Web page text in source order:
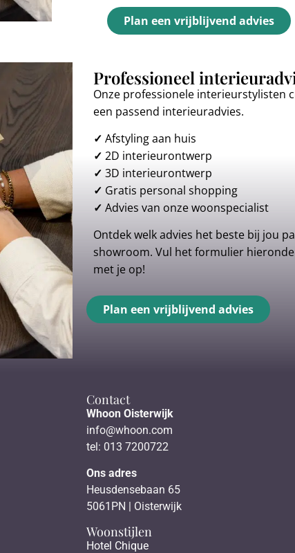
Plan een vrijblijvend advies
Professioneel
Onze professionele interieurstylisten
een passend interieuradvies.
✓ Afstyling aan huis
✓ 2D interieurontwerp
✓ 3D interieurontwerp
✓ Gratis personal shopping
✓ Advies van onze woonspecialist
Ontdek welk advies het beste bij jou
showroom. Vul het formulier
met je op!
Plan een vrijblijvend advies
Contact
Whoon Oisterwijk
info@whoon.com
tel: 013 7200722
Ons adres
Heusdensebaan 65
5061PN | Oisterwijk
Woonstijlen
Hotel Chique